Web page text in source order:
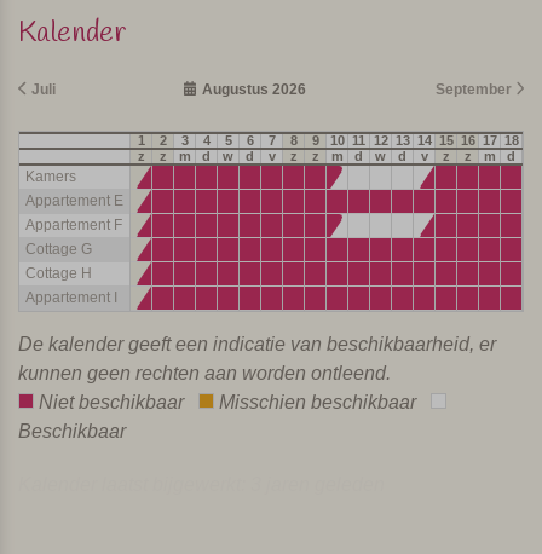
Kalender
Juli Augustus 2026 September
1 2 3 4 5 6 7 8 9 10 11 12 13 14 15 16 17 18
z
z m d w d v z z m d w d v z z m d
Kamers
Appartement E
Appartement F
Cottage G
Cottage H
Appartement I
De kalender geeft een indicatie van beschikbaarheid, er
kunnen geen rechten aan worden ontleend.
Niet beschikbaar
Misschien beschikbaar
Beschikbaar